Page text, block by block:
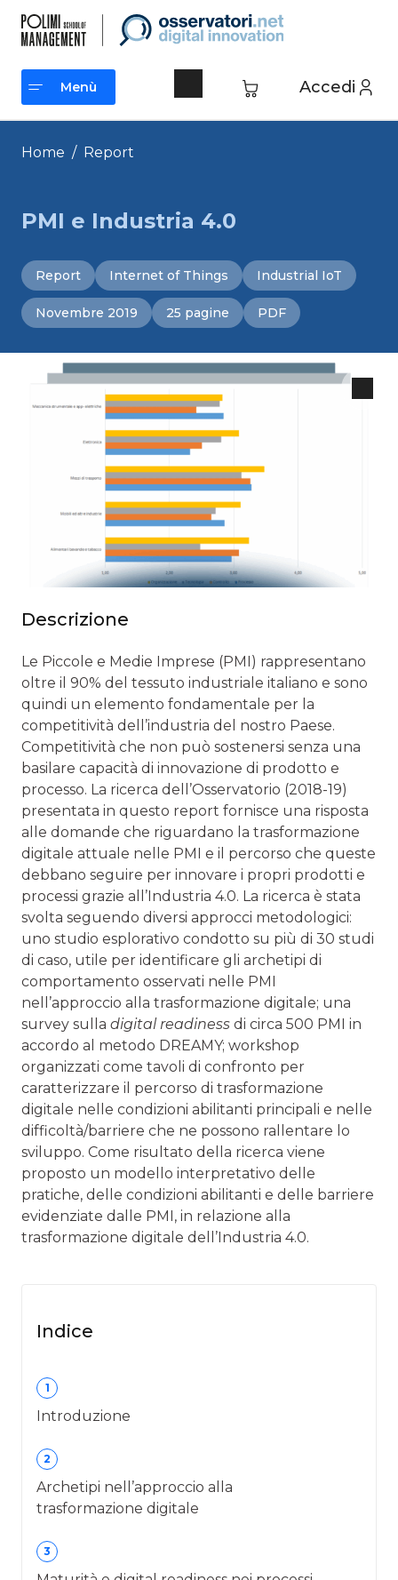
contenuto
Accedi
Menù
Menù
Home / Report
PMI e Industria 4.0
Report Internet of Things Industrial IoT
Novembre 2019 25 pagine PDF
Descrizione
Le Piccole e Medie Imprese (PMI) rappresentano
oltre il 90% del tessuto industriale italiano e sono
quindi un elemento fondamentale per la
competitività dell’industria del nostro Paese.
Competitività che non può sostenersi senza una
basilare capacità di innovazione di prodotto e
processo. La ricerca dell’Osservatorio (2018-19)
presentata in questo report fornisce una risposta
alle domande che riguardano la trasformazione
digitale attuale nelle PMI e il percorso che queste
debbano seguire per innovare i propri prodotti e
processi grazie all’Industria 4.0. La ricerca è stata
svolta seguendo diversi approcci metodologici:
uno studio esplorativo condotto su più di 30 studi
di caso, utile per identificare gli archetipi di
comportamento osservati nelle PMI
nell’approccio alla trasformazione digitale; una
survey sulla digital readiness di circa 500 PMI in
accordo al metodo DREAMY; workshop
organizzati come tavoli di confronto per
caratterizzare il percorso di trasformazione
digitale nelle condizioni abilitanti principali e nelle
difficoltà/barriere che ne possono rallentare lo
sviluppo. Come risultato della ricerca viene
proposto un modello interpretativo delle
pratiche, delle condizioni abilitanti e delle barriere
evidenziate dalle PMI, in relazione alla
trasformazione digitale dell’Industria 4.0.
Indice
1
Introduzione
2
Archetipi nell’approccio alla
trasformazione digitale
3